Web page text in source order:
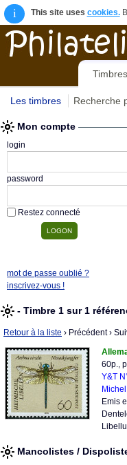
i This site uses cookies.
Timbres
Les timbres Recherche
Mon compte
login
password
Restez connecté
mot de passe oublié ?
inscrivez-vous !
- Timbre 1 sur 1
Retour à la liste › Précédent›
60p.,
Y&T
Emis
Mancolistes /